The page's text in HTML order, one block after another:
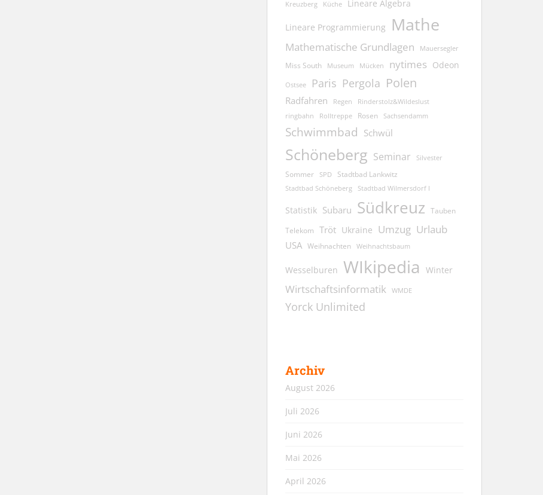
Kreuzberg Küche Lineare Algebra
Lineare Programmierung Mathe
Mathematische Grundlagen Mauersegler
Miss South Museum Mücken nytimes Odeon
Ostsee Paris Pergola Polen
Radfahren Regen Rinderstolz&Wildeslust
ringbahn Rolltreppe Rosen Sachsendamm
Schwimmbad Schwül
Schöneberg Seminar Silvester
Sommer SPD Stadtbad Lankwitz
Stadtbad Schöneberg Stadtbad Wilmersdorf I
Statistik Subaru Südkreuz Tauben
Telekom Tröt Ukraine Umzug Urlaub
USA Weihnachten Weihnachtsbaum
Wesselburen WIkipedia Winter
Wirtschaftsinformatik WMDE
Yorck Unlimited
Archiv
August 2026
Juli 2026
Juni 2026
Mai 2026
April 2026